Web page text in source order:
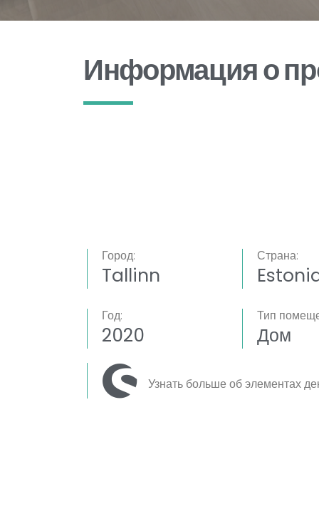
Информация о
Город:
Tallinn
Страна:
Год:
2020
Тип
Дом
Узнать больше об элементах